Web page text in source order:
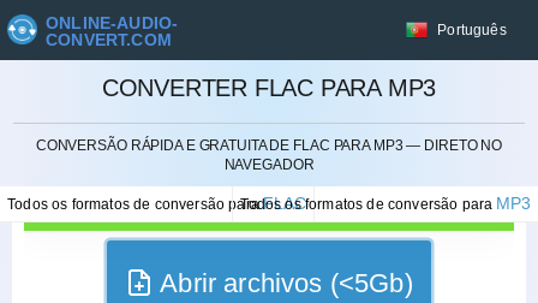
ONLINE-AUDIO-
CONVERT.COM
Português
CONVERTER FLAC PARA MP3
CONVERSÃO RÁPIDA E GRATUITA DE FLAC PARA MP3 — DIRETO NO
NAVEGADOR
Todos os formatos de conversão paraFLAC
Todos os formatos de conversão para MP3
Abrir archivos (<5Gb)